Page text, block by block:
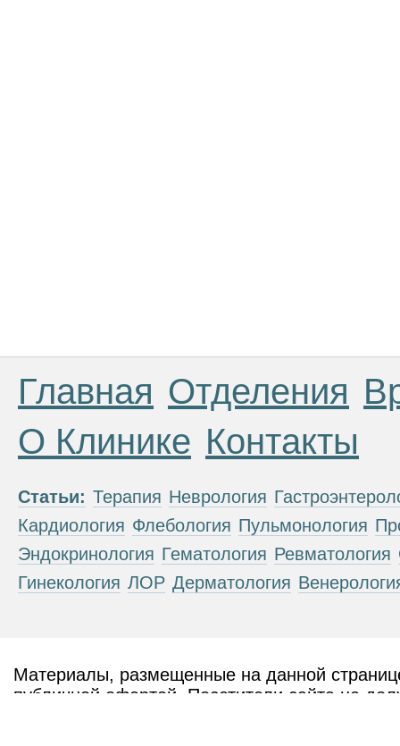
Главная Отделения
О Клинике Контакты
Статьи: Терапия Неврология
Кардиология Флебология Пульмонология
Эндокринология Гематология Ревматология
Гинекология ЛОР Дерматология
Материалы, размещенные на данной
публичной офертой. Посетители сайта не